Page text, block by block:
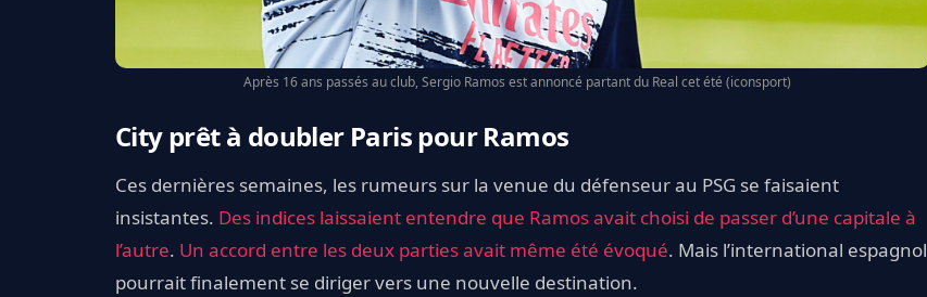
Après 16 ans passés au club, Sergio Ramos est annoncé partant du Real cet été (iconsport)
City prêt à doubler Paris pour Ramos
Ces dernières semaines, les rumeurs sur la venue du défenseur au PSG se faisaient
insistantes. Des indices laissaient entendre que Ramos avait choisi de passer d’une capitale à
l’autre. Un accord entre les deux parties avait même été évoqué. Mais l’international espagnol
pourrait finalement se diriger vers une nouvelle destination.